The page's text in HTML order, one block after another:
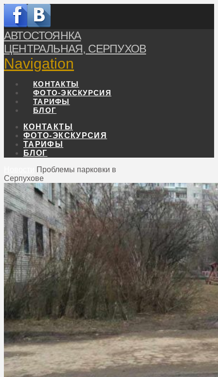
АВТОСТОЯНКА
ЦЕНТРАЛЬНАЯ, СЕРПУХОВ
Navigation
КОНТАКТЫ
ФОТО-ЭКСКУРСИЯ
ТАРИФЫ
БЛОГ
КОНТАКТЫ
ФОТО-ЭКСКУРСИЯ
ТАРИФЫ
БЛОГ
Проблемы парковки в
Серпухове